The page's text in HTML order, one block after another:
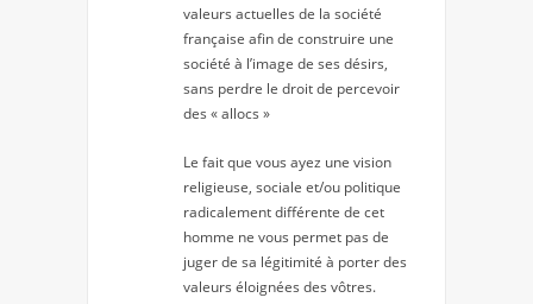
valeurs actuelles de la société
française afin de construire une
société à l’image de ses désirs,
sans perdre le droit de percevoir
des « allocs »
Le fait que vous ayez une vision
religieuse, sociale et/ou politique
radicalement différente de cet
homme ne vous permet pas de
juger de sa légitimité à porter des
valeurs éloignées des vôtres.